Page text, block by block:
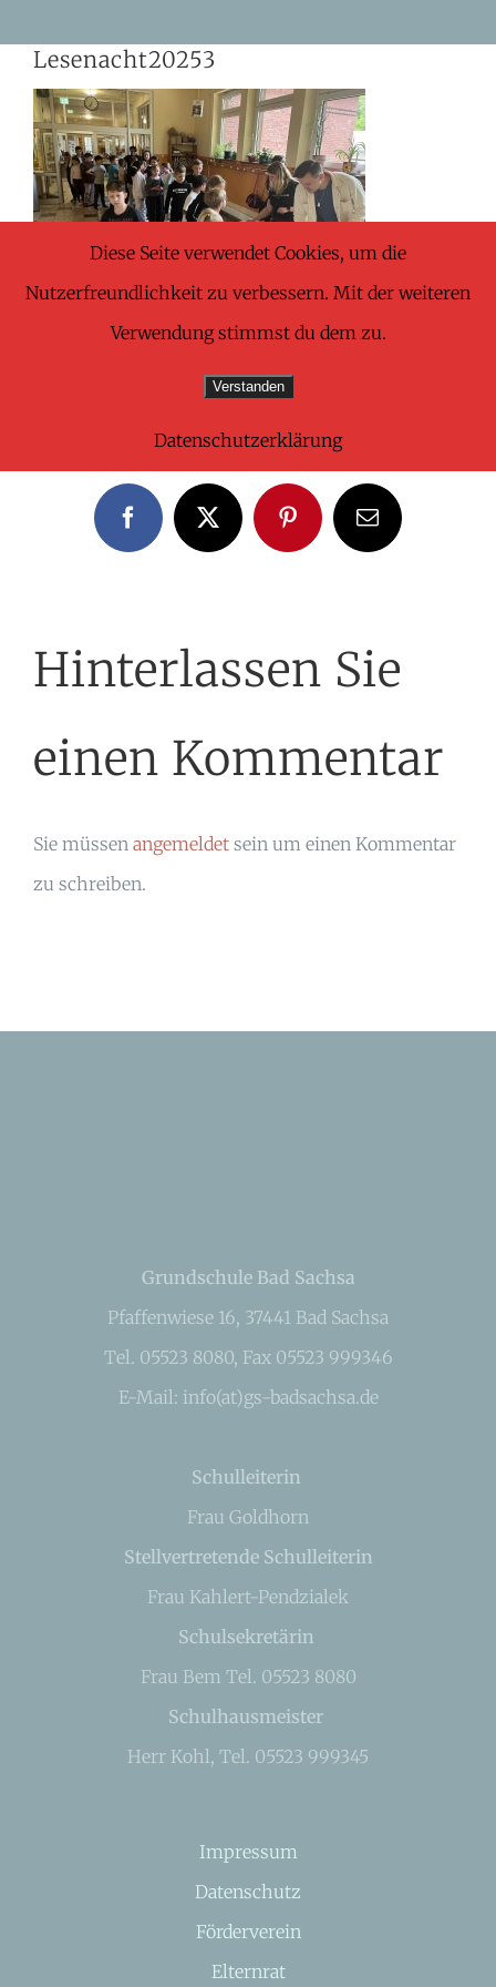
content
Lesenacht20253
Share This Wonderful Life Event!
FacebookX PinterestE-
Mail
Hinterlassen Sie
einen Kommentar
Sie müssen angemeldet sein um einen Kommentar
zu schreiben.
Grundschule Bad Sachsa
Pfaffenwiese 16, 37441 Bad Sachsa
Tel. 05523 8080, Fax 05523 999346
E-Mail: info(at)gs-badsachsa.de
Schulleiterin
Frau Goldhorn
Stellvertretende Schulleiterin
Frau Kahlert-Pendzialek
Schulsekretärin
Frau Bem Tel. 05523 8080
Schulhausmeister
Herr Kohl, Tel. 05523 999345
Impressum
Datenschutz
Förderverein
Elternrat
Diese Seite verwendet Cookies, um die
Nutzerfreundlichkeit zu verbessern. Mit der weiteren
Verwendung stimmst du dem zu.
Verstanden
Datenschutzerklärung